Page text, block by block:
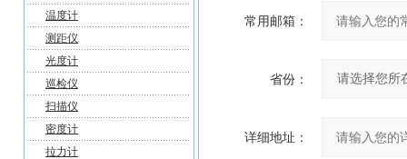
温度计
测距仪
光度计
巡检仪
扫描仪
密度计
拉力计
常用邮箱：
省份：
详细地址：